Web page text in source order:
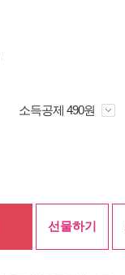
소득공제 490원
선물하기